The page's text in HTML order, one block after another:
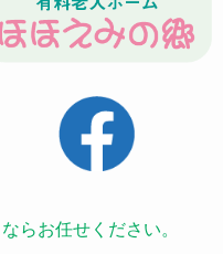
らお任せください。